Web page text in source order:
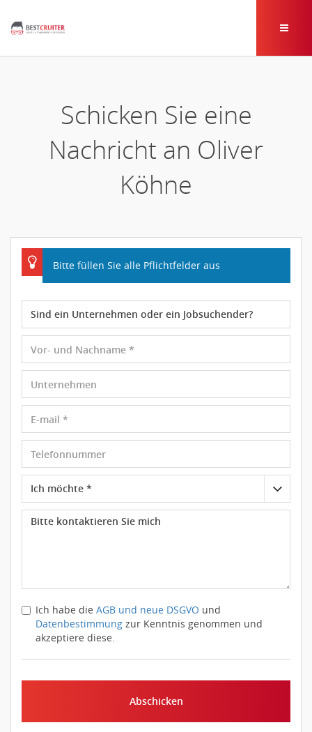
Schicken Sie eine
Nachricht an Oliver
Köhne
Bitte füllen Sie alle Pflichtfelder aus
Ich habe die AGB und neue DSGVO und
Datenbestimmung zur Kenntnis genommen und
akzeptiere diese.
Abschicken